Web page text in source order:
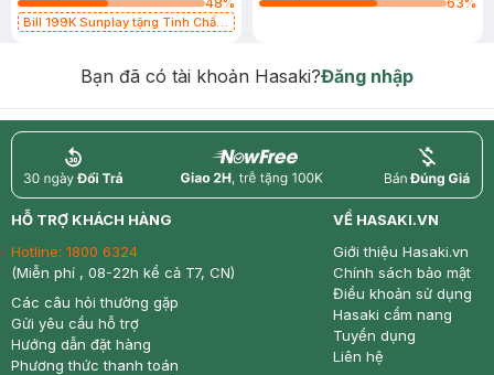
Bill 199K Sunplay tặng Tinh Chất
Bạn đã có tài khoản Hasaki?Đăng nhập
return nowfree price
HỖ TRỢ KHÁCH HÀNG
Hotline: 1800 6324
(Miễn phí , 08-22h kể cả T7, CN)
Các câu hỏi thường gặp
Gửi yêu cầu hỗ trợ
Hướng dẫn đặt hàng
Phương thức thanh toán
VỀ HASAKI.VN
Giới thiệu Hasaki.vn
Chính sách bảo mật
Điều khoản sử dụng
Hasaki cẩm nang
Tuyển dụng
Liên hệ